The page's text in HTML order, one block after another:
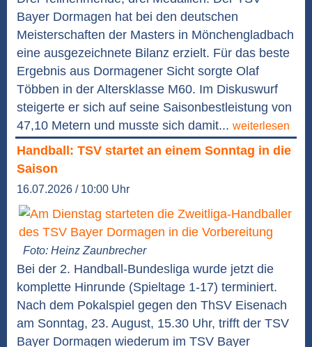
Bayer Dormagen hat bei den deutschen
Meisterschaften der Masters in Mönchengladbach
eine ausgezeichnete Bilanz erzielt. Für das beste
Ergebnis aus Dormagener Sicht sorgte Olaf
Többen in der Altersklasse M60. Im Diskuswurf
steigerte er sich auf seine Saisonbestleistung von
47,10 Metern und musste sich damit... weiterlesen
Handball: TSV startet an einem Sonntag in die
Saison
16.07.2026 / 10:00 Uhr
Foto: Heinz Zaunbrecher
Bei der 2. Handball-Bundesliga wurde jetzt die
komplette Hinrunde (Spieltage 1-17) terminiert.
Nach dem Pokalspiel gegen den ThSV Eisenach
am Sonntag, 23. August, 15.30 Uhr, trifft der TSV
Bayer Dormagen wiederum im TSV Bayer